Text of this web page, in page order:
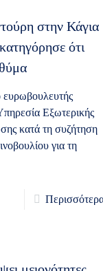
στην Κάγια
ότι
ευρωβουλευτής
Εξωτερικής
κατά τη συζήτηση
για τη